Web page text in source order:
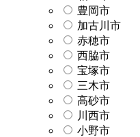
豊岡市
加古川市
赤穂市
西脇市
宝塚市
三木市
高砂市
川西市
小野市